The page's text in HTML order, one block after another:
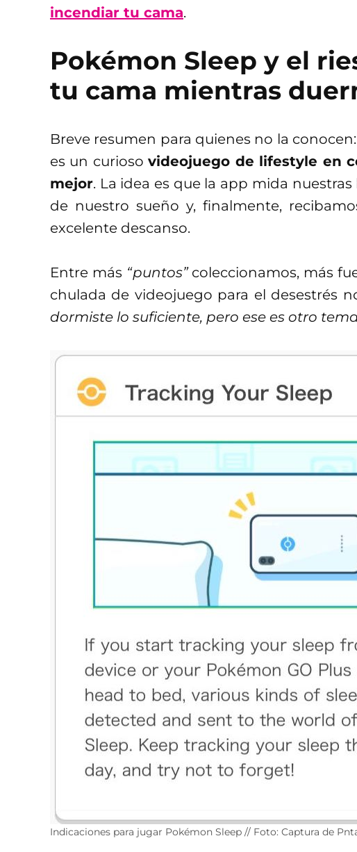
incendiar tu cama.
Pokémon Sleep y el
tu cama mientras
Breve resumen para quienes no la
es un curiosovideojuego de lifestyle en
mejor. La idea es que la app mida
de nuestro sueño y, finalmente,
excelente descanso.
Entre más “puntos”coleccionamos, más
chulada de videojuego para el desestrés
dormiste lo suficiente, pero ese es otro
Indicaciones para jugar Pokémon Sleep // Foto: Captura de